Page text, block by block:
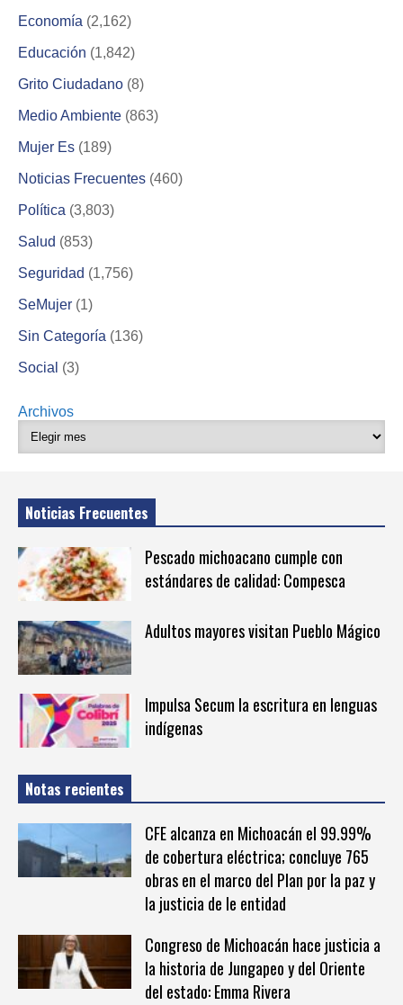
Economía (2,162)
Educación (1,842)
Grito Ciudadano (8)
Medio Ambiente (863)
Mujer Es (189)
Noticias Frecuentes (460)
Política (3,803)
Salud (853)
Seguridad (1,756)
SeMujer (1)
Sin Categoría (136)
Social (3)
Archivos
Noticias Frecuentes
Pescado michoacano cumple con
estándares de calidad: Compesca
Adultos mayores visitan Pueblo Mágico
Impulsa Secum la escritura en lenguas
indígenas
Notas recientes
CFE alcanza en Michoacán el 99.99%
de cobertura eléctrica; concluye 765
obras en el marco del Plan por la paz y
la justicia de le entidad
Congreso de Michoacán hace justicia a
la historia de Jungapeo y del Oriente
del estado: Emma Rivera